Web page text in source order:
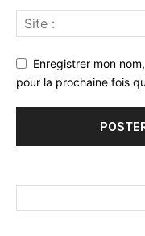
Enregistrer mon
pour la prochaine fois